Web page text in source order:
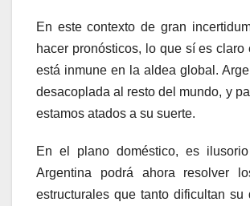
En este contexto de gran
hacer pronósticos, lo que sí es claro
está inmune en la aldea global.
desacoplada al resto del mundo, y
estamos atados a su suerte.
En el plano doméstico, es
Argentina podrá ahora resolver
estructurales que tanto dificultan su